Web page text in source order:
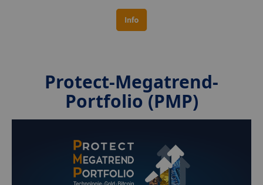
Protect-Megatrend-
Portfolio (PMP)